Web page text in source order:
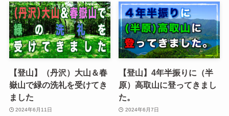
【登山】（丹沢）大山＆春
嶽山で緑の洗礼を受けてき
ました
2024年6月11日
【登山】4年半振りに（半
原）高取山に登ってきまし
た。
2024年6月7日